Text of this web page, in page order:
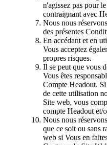
n'agissez pas pour
contraignant avec
Nous nous
des présentes
En accédant et en
Vous acceptez
propres risques.
Il se peut que vous
Vous êtes
Compte Headout.
de cette utilisation
Site web, vous
compte Headout et/
Nous nous
que ce soit ou sans
web si Vous en